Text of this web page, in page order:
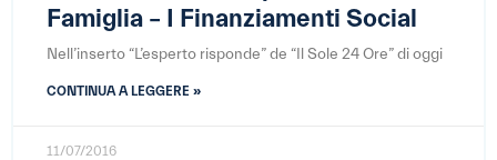
Famiglia – I Finanziamenti Social
Nell’inserto “L’esperto risponde” de “Il Sole 24 Ore” di oggi
CONTINUA A LEGGERE »
11/07/2016